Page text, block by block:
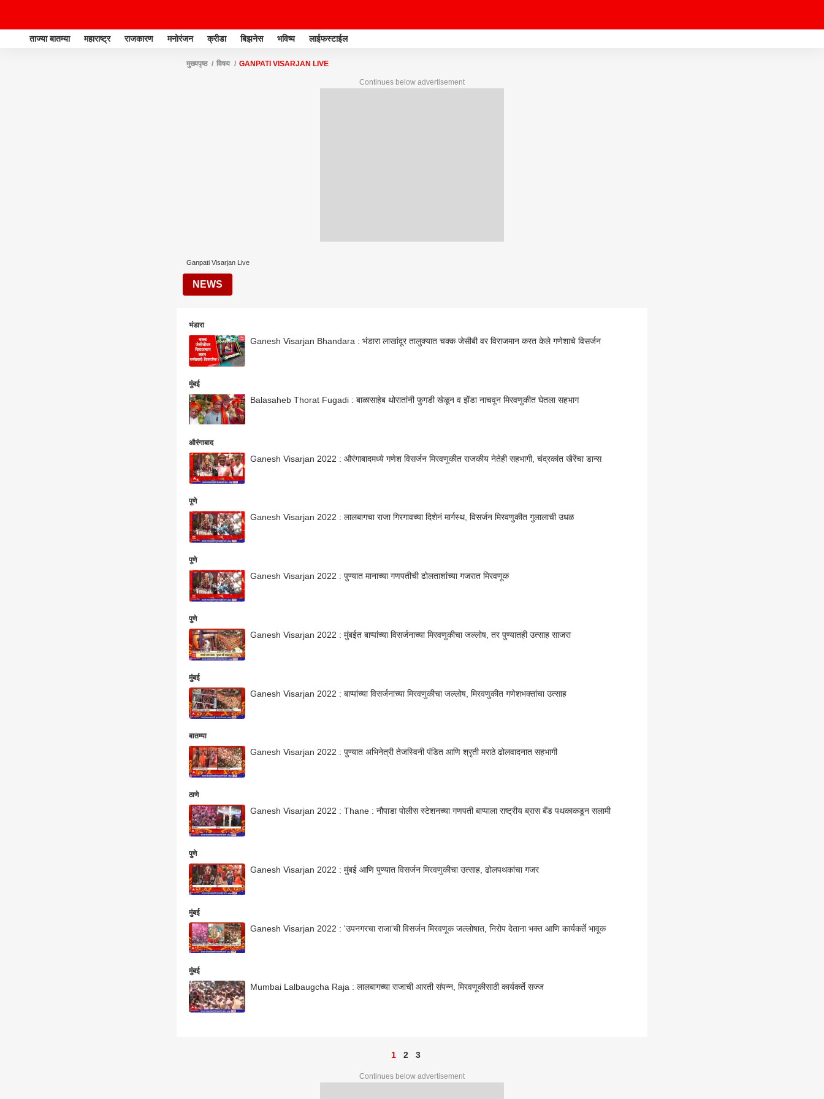
ताज्या बातम्या महाराष्ट्र राजकारण मनोरंजन क्रीडा बिझनेस भविष्य लाईफस्टाईल
मुख्यपृष्ठ विषय GANPATI VISARJAN LIVE
Continues below advertisement
Ganpati Visarjan Live
NEWS
भंडारा
Ganesh Visarjan Bhandara : भंडारा लाखांदूर तालुक्यात चक्क जेसीबी वर विराजमान करत केले गणेशाचे विसर्जन
मुंबई
Balasaheb Thorat Fugadi : बाळासाहेब थोरातांनी फुगडी खेळून व झेंडा नाचवून मिरवणुकीत घेतला सहभाग
औरंगाबाद
Ganesh Visarjan 2022 : औरंगाबादमध्ये गणेश विसर्जन मिरवणुकीत राजकीय नेतेही सहभागी, चंद्रकांत खैरेंचा डान्स
पुणे
Ganesh Visarjan 2022 : लालबागचा राजा गिरगावच्या दिशेनं मार्गस्थ, विसर्जन मिरवणुकीत गुलालाची उधळ
पुणे
Ganesh Visarjan 2022 : पुण्यात मानाच्या गणपतीची ढोलताशांच्या गजरात मिरवणूक
पुणे
Ganesh Visarjan 2022 : मुंबईत बाप्पांच्या विसर्जनाच्या मिरवणुकीचा जल्लोष, तर पुण्यातही उत्साह साजरा
मुंबई
Ganesh Visarjan 2022 : बाप्पांच्या विसर्जनाच्या मिरवणुकीचा जल्लोष, मिरवणुकीत गणेशभक्तांचा उत्साह
बातम्या
Ganesh Visarjan 2022 : पुण्यात अभिनेत्री तेजस्विनी पंडित आणि श्रृती मराठे ढोलवादनात सहभागी
ठाणे
Ganesh Visarjan 2022 : Thane : नौपाडा पोलीस स्टेशनच्या गणपती बाप्पाला राष्ट्रीय ब्रास बँड पथकाकडून सलामी
पुणे
Ganesh Visarjan 2022 : मुंबई आणि पुण्यात विसर्जन मिरवणुकीचा उत्साह, ढोलपथकांचा गजर
मुंबई
Ganesh Visarjan 2022 : 'उपनगरचा राजा'ची विसर्जन मिरवणूक जल्लोषात, निरोप देताना भक्त आणि कार्यकर्ते भावूक
मुंबई
Mumbai Lalbaugcha Raja : लालबागच्या राजाची आरती संपन्न, मिरवणूकीसाठी कार्यकर्ते सज्ज
1 2 3
Continues below advertisement